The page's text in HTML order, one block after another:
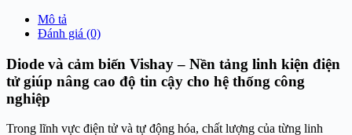
Mô tả
Đánh giá (0)
Diode và cảm biến Vishay – Nền tảng linh kiện điện
tử giúp nâng cao độ tin cậy cho hệ thống công
nghiệp
Trong lĩnh vực điện tử và tự động hóa, chất lượng của từng linh